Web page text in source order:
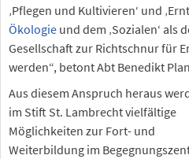
‚Pflegen und Kultivieren‘ und
Ökologie und dem ‚Sozialen‘ als
Gesellschaft zur Richtschnur für
werden“, betont Abt Benedikt
Aus diesem Anspruch heraus
im Stift St. Lambrecht vielfältige
Möglichkeiten zur Fort- und
Weiterbildung im